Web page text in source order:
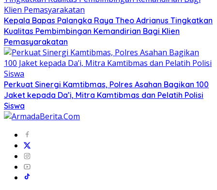
Kepala Bapas Palangka Raya Theo Adrianus Tingkatkan
Kualitas Pembimbingan Kemandirian Bagi Klien
Pemasyarakatan
Perkuat Sinergi Kamtibmas, Polres Asahan Bagikan 100
Jaket kepada Da’i, Mitra Kamtibmas dan Pelatih Polisi
Siswa